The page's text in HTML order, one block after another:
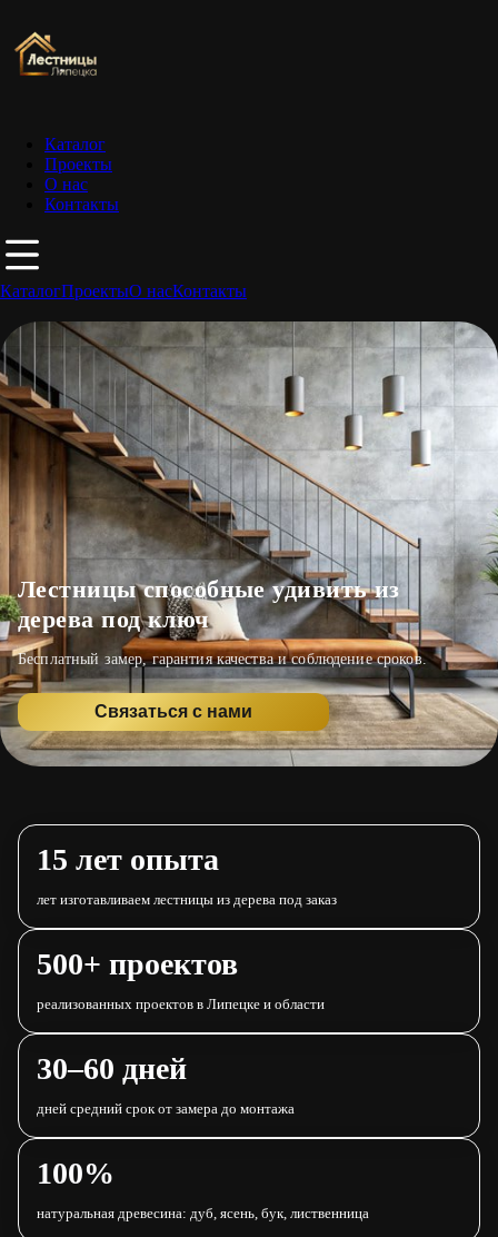
Каталог
Проекты
О нас
Контакты
КаталогПроектыО насКонтакты
Лестницы способные удивить из
дерева под ключ
Бесплатный замер, гарантия качества и соблюдение сроков.
Связаться с нами
15 лет опыта
лет изготавливаем лестницы из дерева под заказ
500+ проектов
реализованных проектов в Липецке и области
30–60 дней
дней средний срок от замера до монтажа
100%
натуральная древесина: дуб, ясень, бук, лиственница